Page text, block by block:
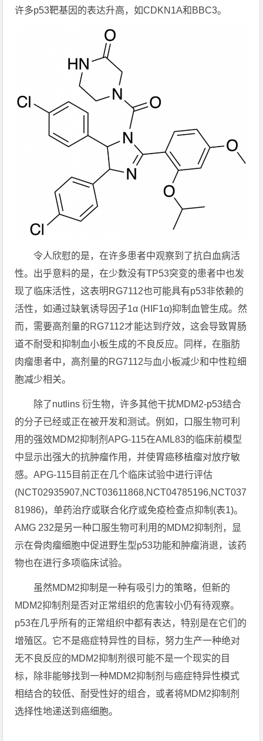
许多p53靶基因的表达升高，如CDKN1A和BBC3。
令人欣慰的是，在许多患者中观察到了抗白血病活
性。出乎意料的是，在少数没有TP53突变的患者中也发
现了临床活性，这表明RG7112也可能具有p53非依赖的
活性，如通过缺氧诱导因子1α (HIF1α)抑制血管生成。然
而，需要高剂量的RG7112才能达到疗效，这会导致胃肠
道不耐受和抑制血小板生成的不良反应。同样，在脂肪
肉瘤患者中，高剂量的RG7112与血小板减少和中性粒细
胞减少相关。
除了nutlins 衍生物，许多其他干扰MDM2-p53结合
的分子已经或正在被开发和测试。例如，口服生物可利
用的强效MDM2抑制剂APG-115在AML83的临床前模型
中显示出强大的抗肿瘤作用，并使胃癌移植瘤对放疗敏
感。APG-115目前正在几个临床试验中进行评估
(NCT02935907,NCT03611868,NCT04785196,NCT037
81986)，单药治疗或联合化疗或免疫检查点抑制(表1)。
AMG 232是另一种口服生物可利用的MDM2抑制剂，显
示在骨肉瘤细胞中促进野生型p53功能和肿瘤消退，该药
物也在进行多项临床试验。
虽然MDM2抑制是一种有吸引力的策略，但新的
MDM2抑制剂是否对正常组织的危害较小仍有待观察。
p53在几乎所有的正常组织中都有表达，特别是在它们的
增殖区。它不是癌症特异性的目标，努力生产一种绝对
无不良反应的MDM2抑制剂很可能不是一个现实的目
标，除非能够找到一种MDM2抑制剂与癌症特异性模式
相结合的较低、耐受性好的组合，或者将MDM2抑制剂
选择性地递送到癌细胞。